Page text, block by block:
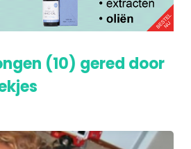
(10) gered door